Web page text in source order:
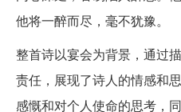
他将一醉而尽，毫不犹豫。
整首诗以宴会为背景，通过
责任，展现了诗人的情感和
感慨和对个人使命的思考，